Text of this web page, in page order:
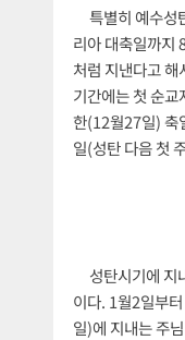
특별히 예수성
리아 대축일까지
처럼 지낸다고
기간에는 첫 순
한(12월27일) 축
일(성탄 다음 첫
성탄시기에 지
이다. 1월2일부
일)에 지내는 주